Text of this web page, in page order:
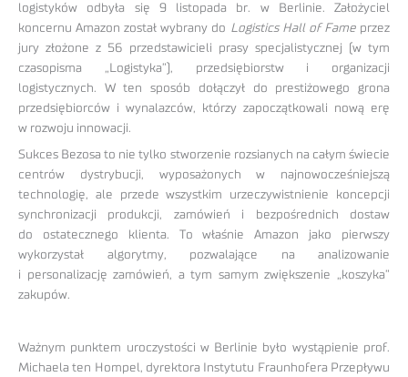
logistyków odbyła się 9 listopada br. w Berlinie. Założyciel
koncernu Amazon został wybrany do Logistics Hall of Fameprzez
jury złożone z 56 przedstawicieli prasy specjalistycznej (w tym
czasopisma „Logistyka”), przedsiębiorstw i organizacji
logistycznych. W ten sposób dołączył do prestiżowego grona
przedsiębiorców i wynalazców, którzy zapoczątkowali nową erę
w rozwoju innowacji.
Sukces Bezosa to nie tylko stworzenie rozsianych na całym świecie
centrów dystrybucji, wyposażonych w najnowocześniejszą
technologię, ale przede wszystkim urzeczywistnienie koncepcji
synchronizacji produkcji, zamówień i bezpośrednich dostaw
do ostatecznego klienta. To właśnie Amazon jako pierwszy
wykorzystał algorytmy, pozwalające na analizowanie
i personalizację zamówień, a tym samym zwiększenie „koszyka”
zakupów.
Ważnym punktem uroczystości w Berlinie było wystąpienie prof.
Michaela ten Hompel, dyrektora Instytutu Fraunhofera Przepływu